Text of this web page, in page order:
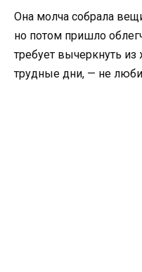
Она молча собрала
но потом пришло
требует вычеркнуть из
трудные дни, — не